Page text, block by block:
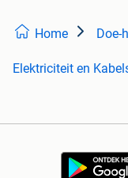
Home Doe-
Elektriciteit en